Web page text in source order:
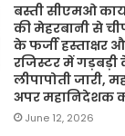
बस्ती सीएमओ
की मेहरबानी से
के फर्जी हस्ताक्षर
रजिस्टर में
लीपापोती जारी,
अपर महानिदेशक
June 12, 2026